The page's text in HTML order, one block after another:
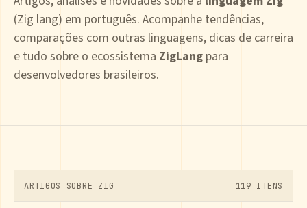
(Zig lang) em português. Acompanhe tendências,
comparações com outras linguagens, dicas de carreira
e tudo sobre o ecossistema ZigLang para
desenvolvedores brasileiros.
ARTIGOS SOBRE ZIG 119 ITENS